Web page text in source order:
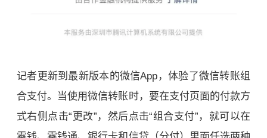
记者更新到最新版本的微信App，体验了微信转账组
合支付。当使用微信转账时，要在支付页面的付款方
式右侧点击“更改”，然后点击“组合支付”，就可以在